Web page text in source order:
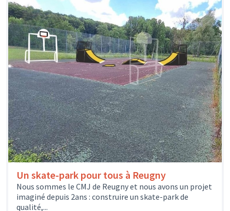
Un skate-park pour tous à Reugny
Nous sommes le CMJ de Reugny et nous avons un projet
imaginé depuis 2ans : construire un skate-park de
qualité,...